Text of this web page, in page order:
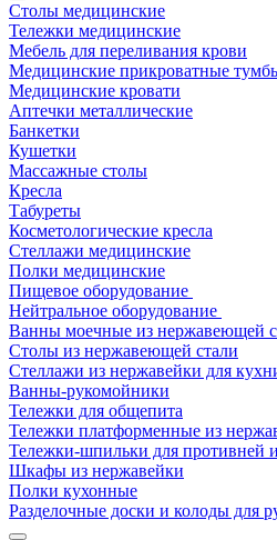
Столы медицинские
Тележки медицинские
Мебель для переливания крови
Медицинские прикроватные
Медицинские кровати
Аптечки металлические
Банкетки
Кушетки
Массажные столы
Кресла
Табуреты
Косметологические кресла
Стеллажи медицинские
Полки медицинские
Пищевое оборудование
Нейтральное оборудование
Ванны моечные из нержавеющей
Столы из нержавеющей стали
Стеллажи из нержавейки для
Ванны-рукомойники
Тележки для общепита
Тележки платформенные из
Тележки-шпильки для противней и
Шкафы из нержавейки
Полки кухонные
Разделочные доски и колоды для